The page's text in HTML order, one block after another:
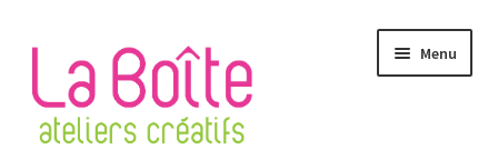
la
navigation
contenu
Menu